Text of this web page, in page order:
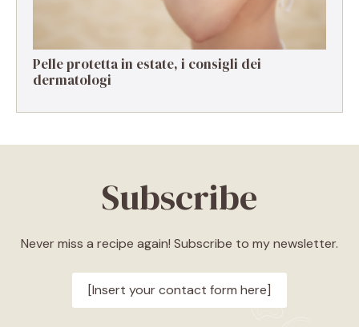
Pelle protetta in estate, i consigli dei
dermatologi
Subscribe
Never miss a recipe again! Subscribe to my newsletter.
[Insert your contact form here]